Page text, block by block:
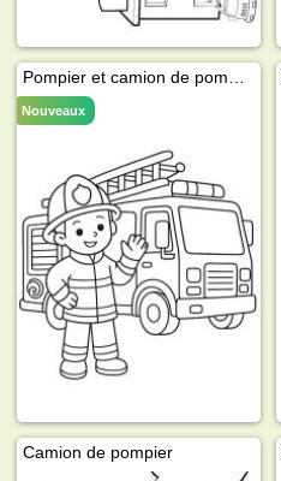
Pompier et camion de pompiers
Nouveaux
Camion de pompier